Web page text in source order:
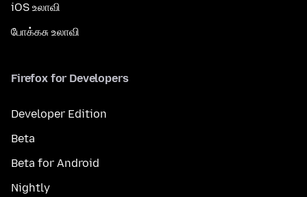
iOS உலாவி
போக்கசு உலாவி
Firefox for Developers
Developer Edition
Beta
Beta for Android
Nightly